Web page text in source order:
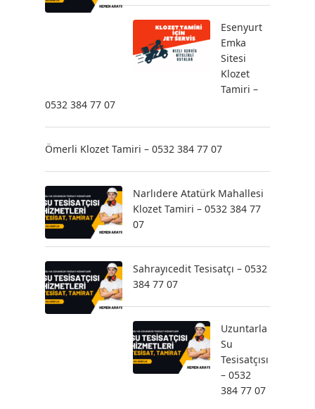
Esenyurt
Emka
Sitesi
Klozet
Tamiri –
0532 384 77 07
Ömerli Klozet Tamiri – 0532 384 77 07
Narlıdere Atatürk Mahallesi
Klozet Tamiri – 0532 384 77
07
Sahrayıcedit Tesisatçı – 0532
384 77 07
Uzuntarla
Su
Tesisatçısı
– 0532
384 77 07